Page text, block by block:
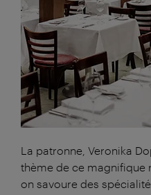
La patronne, Veronika
thème de ce magnifique
on savoure des